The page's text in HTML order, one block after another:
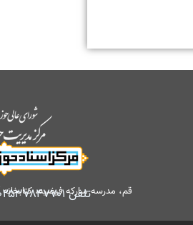
قم، مدرسه مبارکه فیضیه، کتابخانه
تلفن۰۲۵۳۷۸۴۷۷۰۱-